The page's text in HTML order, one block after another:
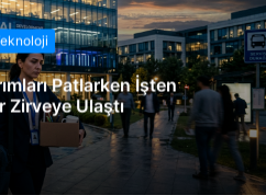
i
t
e
s
i
Patlarken İşten
Zirveye Ulaştı